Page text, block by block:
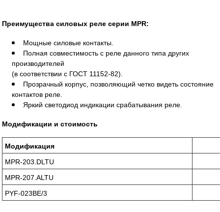
Преимущества силовых реле серии MPR:
Мощные силовые контакты.
Полная совместимость с реле данного типа других
производителей
(в соответствии с ГОСТ 11152-82).
Прозрачный корпус, позволяющий четко видеть состояние
контактов реле.
Яркий светодиод индикации срабатывания реле.
Модификации и стоимость
Модификация
MPR-203.DLTU
MPR-207.ALTU
PYF-023BE/3